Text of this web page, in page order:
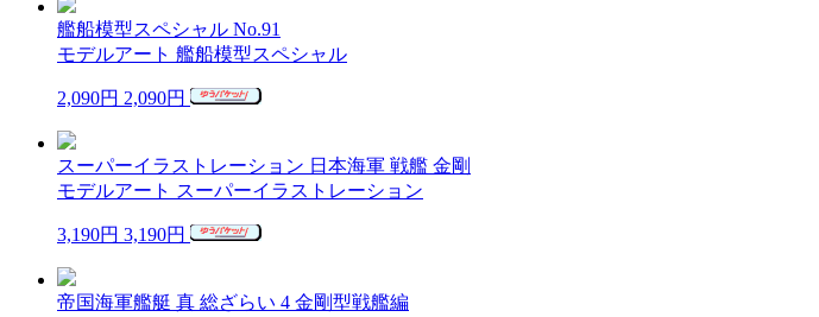
艦船模型スペシャル No.91
モデルアート 艦船模型スペシャル
2,090円 2,090円
スーパーイラストレーション 日本海軍 戦艦 金剛
モデルアート スーパーイラストレーション
3,190円 3,190円
帝国海軍艦艇 真 総ざらい 4 金剛型戦艦編